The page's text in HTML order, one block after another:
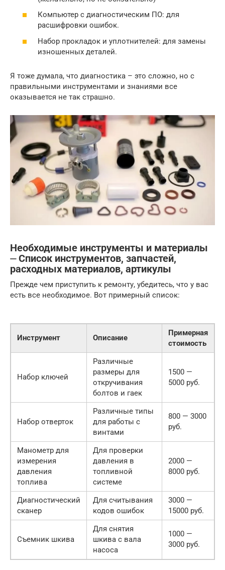
Компьютер с диагностическим ПО: для
расшифровки ошибок.
Набор прокладок и уплотнителей: для замены
изношенных деталей.
Я тоже думала, что диагностика – это сложно, но с
правильными инструментами и знаниями все
оказывается не так страшно.
Необходимые инструменты и материалы
⏤ Список инструментов, запчастей,
расходных материалов, артикулы
Прежде чем приступить к ремонту, убедитесь, что у вас
есть все необходимое. Вот примерный список:
Инструмент Описание
Примерная
стоимость
Набор ключей
Различные
размеры для
откручивания
болтов и гаек
1500 —
5000 руб.
Набор отверток
Различные типы
для работы с
винтами
800 — 3000
руб.
Манометр для
измерения
давления
топлива
Для проверки
давления в
топливной
системе
2000 —
8000 руб.
Диагностический
сканер
Для считывания
кодов ошибок
3000 —
15000 руб.
Съемник шкива
Для снятия
шкива с вала
насоса
1000 —
3000 руб.